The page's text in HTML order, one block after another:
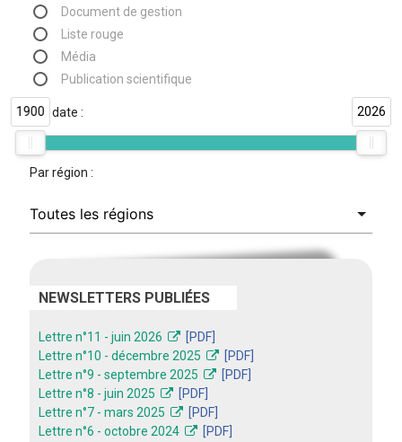
Document de gestion
Liste rouge
Média
Publication scientifique
Par date :
1900 2026
Par région :
NEWSLETTERS PUBLIÉES
Lettre n°11 - juin 2026
[PDF]
Lettre n°10 - décembre 2025
[PDF]
Lettre n°9 - septembre 2025
[PDF]
Lettre n°8 - juin 2025
[PDF]
Lettre n°7 - mars 2025
[PDF]
Lettre n°6 - octobre 2024
[PDF]